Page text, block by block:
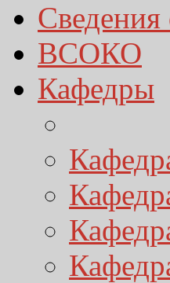
Сведения
ВСОКО
Кафедры